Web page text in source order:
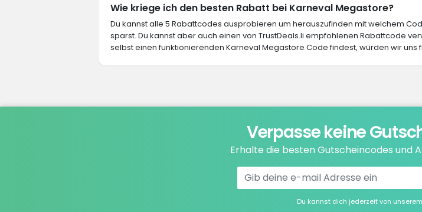
Wie kriege ich den besten Rabatt bei Karneval Megastore?
Du kannst alle 5 Rabattcodes ausprobieren um herauszufinden mit welchem
sparst. Du kannst aber auch einen von TrustDeals.li empfohlenen Rabattcode
selbst einen funktionierenden Karneval Megastore Code findest, würden wir uns
Verpasse keine
Erhalte die besten Gutscheincodes und
Du kannst dich jederzeit von